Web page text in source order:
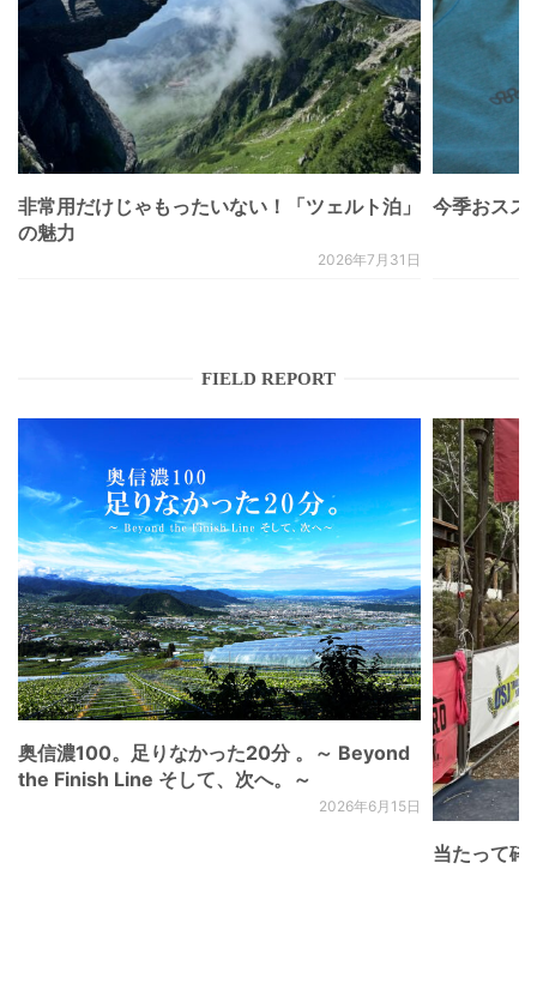
非常用だけじゃもったいない！「ツェルト泊」
の魅力
2026年7月31日
今季おスス
FIELD REPORT
奥信濃100。足りなかった20分 。～ Beyond
the Finish Line そして、次へ。～
2026年6月15日
当たって砕